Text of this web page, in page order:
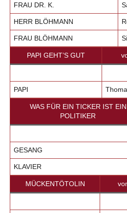
FRAU DR. K.
HERR BLÖHMANN
FRAU BLÖHMANN
PAPI GEHT’S GUT
PAPI
WAS FÜR EIN TICKER IST EIN
POLITIKER
GESANG
KLAVIER
MÜCKENTÖTOLIN